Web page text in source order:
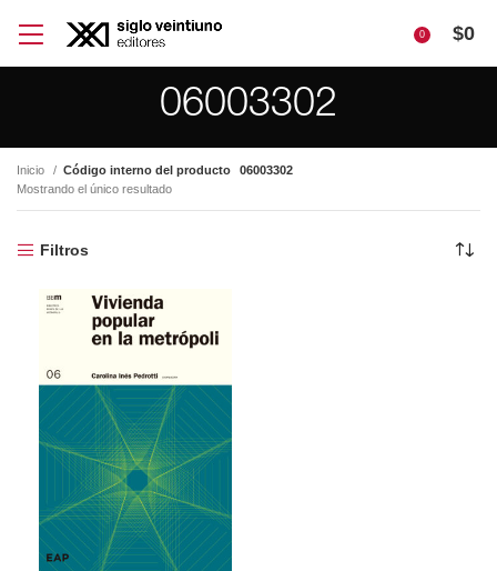
0 $0
06003302
Inicio Código interno del producto
06003302
Mostrando el único resultado
Filtros